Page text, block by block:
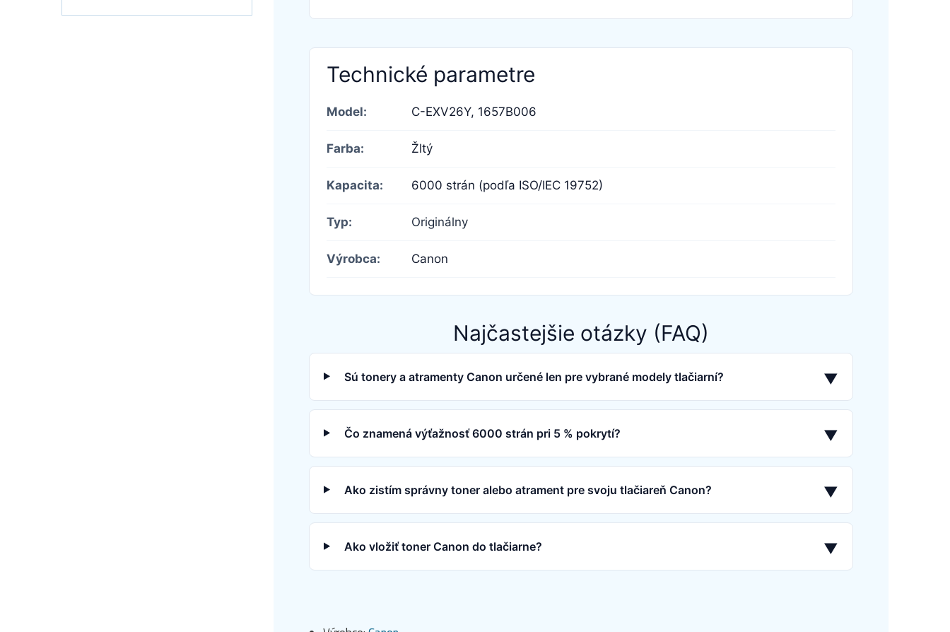
Technické parametre
Model: C-EXV26Y, 1657B006
Farba: Žltý
Kapacita: 6000 strán (podľa ISO/IEC 19752)
Typ: Originálny
Výrobca: Canon
Najčastejšie otázky (FAQ)
Sú tonery a atramenty Canon určené len pre vybrané modely tlačiarní? ▼
Čo znamená výťažnosť 6000 strán pri 5 % pokrytí? ▼
Ako zistím správny toner alebo atrament pre svoju tlačiareň Canon? ▼
Ako vložiť toner Canon do tlačiarne? ▼